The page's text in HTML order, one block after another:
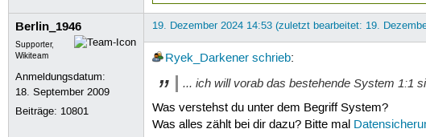
Berlin_1946
Supporter,
Wikiteam
Anmeldungsdatum:
18. September 2009
Beiträge: 10801
19. Dezember 2024 14:53 (zuletzt bearbeitet: 19.
Ryek_Darkener schrieb:
... ich will vorab das bestehende System 1:1
Was verstehst du unter dem Begriff System?
Was alles zählt bei dir dazu? Bitte mal